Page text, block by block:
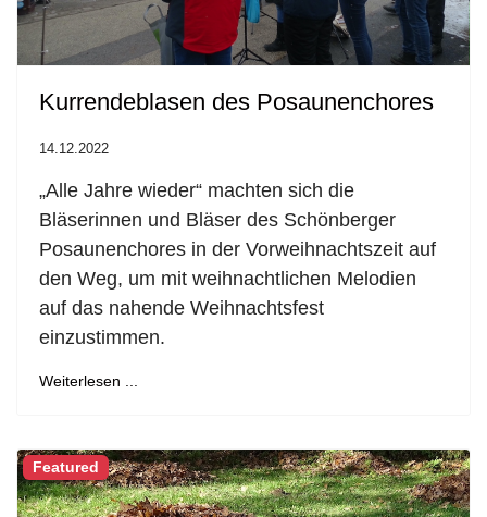
Kurrendeblasen des Posaunenchores
14.12.2022
„Alle Jahre wieder“ machten sich die
Bläserinnen und Bläser des Schönberger
Posaunenchores in der Vorweihnachtszeit auf
den Weg, um mit weihnachtlichen Melodien
auf das nahende Weihnachtsfest
einzustimmen.
Weiterlesen ...
Featured